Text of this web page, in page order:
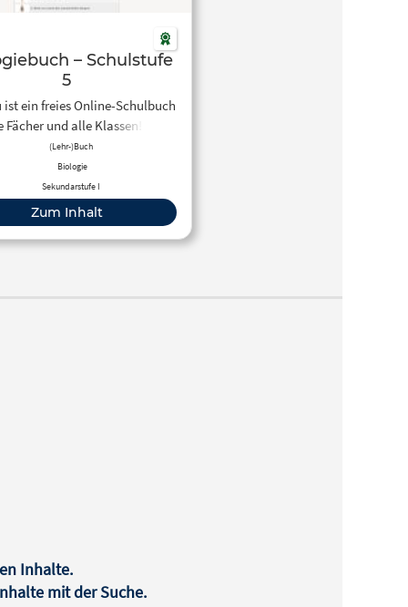
– Schulstufe
5
ist ein freies Online-Schulbuch
Fächer und alle Klassen! Hier
optimal aufbereitete Inhalte
Lehrplans zu Entwicklung,
und Vorgänge im Körper
Wirbeltiere, Vögel und
Säugetiere.
(Lehr-)Buch
Biologie
Sekundarstufe I
Zum Inhalt
Inhalte.
mit der Suche.